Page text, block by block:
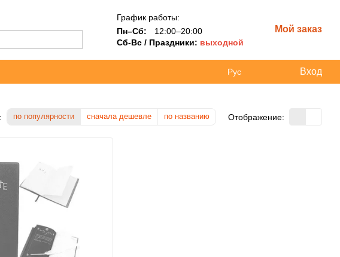
График работы:
Пн–Сб:
12:00–20:00
Сб-Вс / Праздники: выходной
Мой заказ
Рус Вход
по популярности сначала дешевле по названию Отображение: